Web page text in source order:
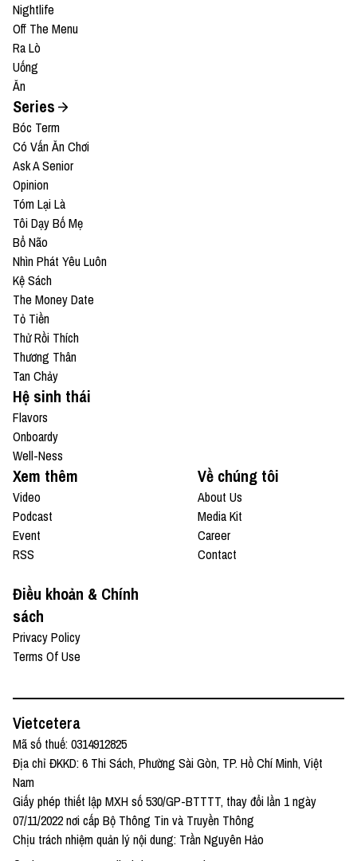
Nightlife
Off The Menu
Ra Lò
Uống
Ăn
Series
Bóc Term
Có Vấn Ăn Chơi
Ask A Senior
Opinion
Tóm Lại Là
Tôi Dạy Bố Mẹ
Bổ Não
Nhìn Phát Yêu Luôn
Kệ Sách
The Money Date
Tỏ Tiền
Thử Rồi Thích
Thương Thân
Tan Chảy
Hệ sinh thái
Flavors
Onboardy
Well-Ness
Xem thêm
Video
Podcast
Event
RSS
Về chúng tôi
About Us
Media Kit
Career
Contact
Điều khoản & Chính
sách
Privacy Policy
Terms Of Use
Vietcetera
Mã số thuế: 0314912825
Địa chỉ ĐKKD: 6 Thi Sách, Phường Sài Gòn, TP. Hồ Chí Minh, Việt
Nam
Giấy phép thiết lập MXH số 530/GP-BTTTT, thay đổi lần 1 ngày
07/11/2022 nơi cấp Bộ Thông Tin và Truyền Thông
Chịu trách nhiệm quản lý nội dung: Trần Nguyên Hảo